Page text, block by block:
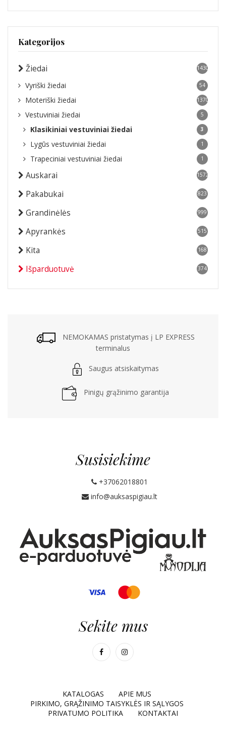
Kategorijos
Žiedai 1430
Vyriški žiedai 54
Moteriški žiedai 1370
Vestuviniai žiedai 5
Klasikiniai vestuviniai žiedai 3
Lygūs vestuviniai žiedai 1
Trapeciniai vestuviniai žiedai 1
Auskarai 1572
Pakabukai 823
Grandinėlės 999
Apyrankės 515
Kita 168
Išparduotuvė 374
NEMOKAMAS pristatymas į LP EXPRESS
terminalus
Saugus atsiskaitymas
Pinigų grąžinimo garantija
Susisiekime
+37062018801
info@auksaspigiau.lt
Sekite mus
KATALOGAS
APIE MUS
PIRKIMO, GRĄŽINIMO TAISYKLĖS IR SĄLYGOS
PRIVATUMO POLITIKA
KONTAKTAI